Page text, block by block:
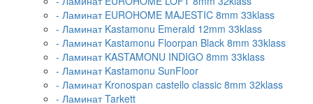
- Ламинат EUROHOME MAJESTIC 8mm 33klass
- Ламинат Kastamonu Emerald 12mm 33klass
- Ламинат Kastamonu Floorpan Black 8mm 33klass
- Ламинат KASTAMONU INDIGO 8mm 33klass
- Ламинат Kastamonu SunFloor
- Ламинат Kronospan castello classic 8mm 32klass
- Ламинат Tarkett